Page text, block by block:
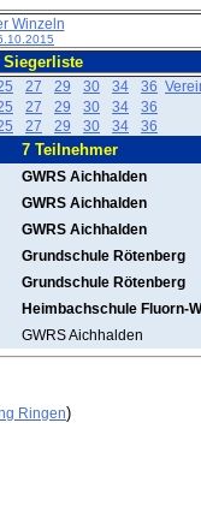
Winzeln
Siegerliste
27 29 30 34 36
27 29 30 34
36
27 29 30 34 36
7 Teilnehmer
GWRS Aichhalden
GWRS Aichhalden
GWRS Aichhalden
Grundschule Rötenberg
Grundschule Rötenberg
Heimbachschule Fluorn-
GWRS Aichhalden
Ringen)